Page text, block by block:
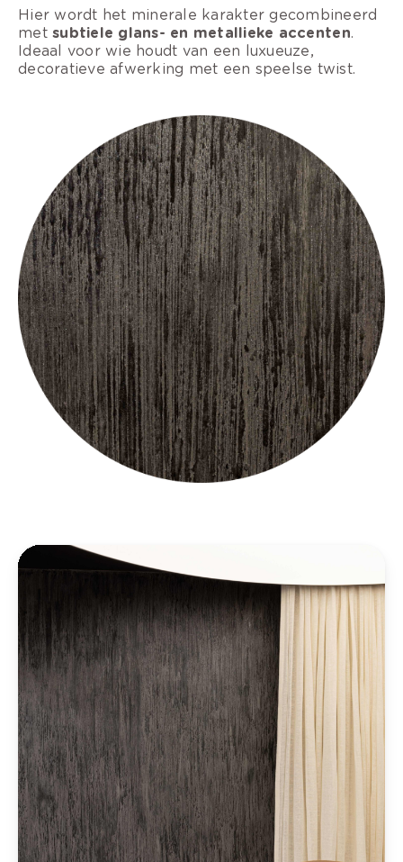
Hier wordt het minerale karakter gecombineerd
metsubtiele glans- en metallieke accenten.
Ideaal voor wie houdt van een luxueuze,
decoratieve afwerking met een speelse twist.